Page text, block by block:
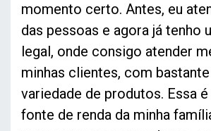
momento certo. Antes, eu
das pessoas e agora já tenho
legal, onde consigo atender
minhas clientes, com
variedade de produtos. Essa
fonte de renda da minha